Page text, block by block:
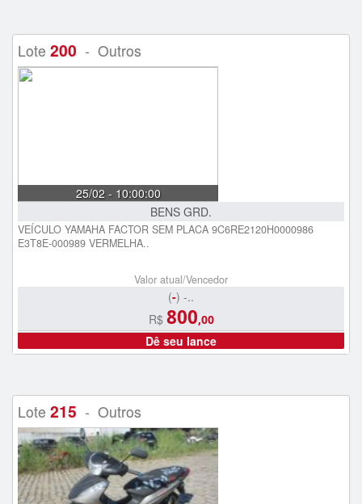
Lote 200 - Outros
25/02 - 10:00:00
BENS GRD.
VEÍCULO YAMAHA FACTOR SEM PLACA 9C6RE2120H0000986
E3T8E-000989 VERMELHA..
Valor atual/Vencedor
(-) -..
R$ 800,00
Dê seu lance
Lote 215 - Outros